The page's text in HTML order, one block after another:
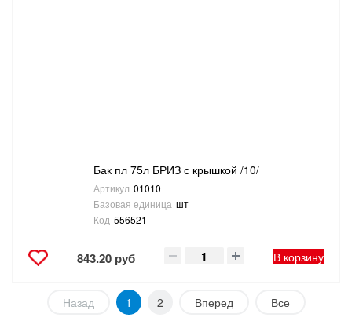
Бак пл 75л БРИЗ с крышкой /10/
Артикул 01010
Базовая единица шт
Код 556521
843.20 руб В корзину
Назад 1 2 Вперед Все